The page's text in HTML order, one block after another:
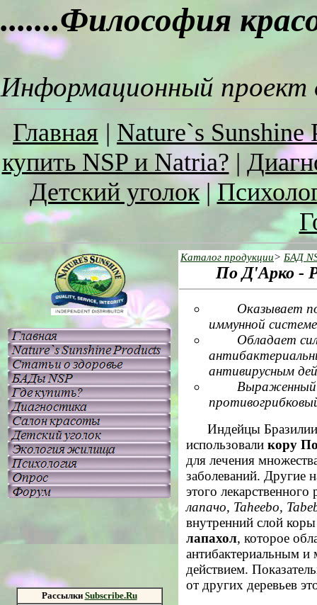
.......Философия
Информационный проект
Главная | Nature`s Sunshine
купить NSP и Natria? |
Детский уголок|
Рассылки Subscribe.Ru
Каталог продукции> БАД
Пo Д'Арко -
Оказывает
иммунной системе
Обладает
антивирусным
Выраженный
Индейцы
использовали кору
для лечения
заболеваний. Другие
этого лекарственного
лапачо, Taheebo,
внутренний слой
лапахол, которое
антибактериальным
действием.
от других деревьев